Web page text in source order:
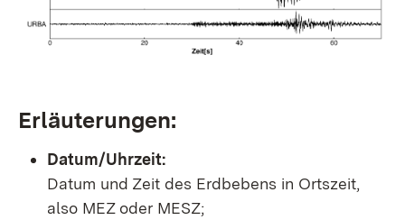
Erläuterungen:
Datum/Uhrzeit:
Datum und Zeit des Erdbebens in Ortszeit,
also MEZ oder MESZ;